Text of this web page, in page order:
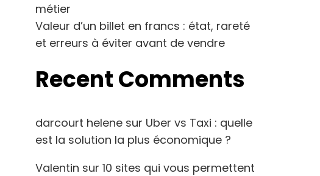
métier
Valeur d’un billet en francs : état, rareté
et erreurs à éviter avant de vendre
Recent Comments
darcourt helene sur Uber vs Taxi : quelle
est la solution la plus économique ?
Valentin sur 10 sites qui vous permettent